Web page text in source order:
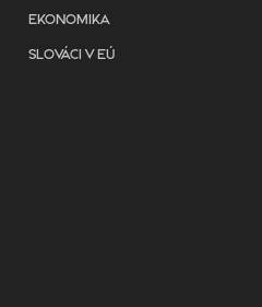
EKONOMIKA
SLOVÁCI V EÚ